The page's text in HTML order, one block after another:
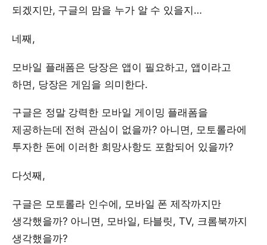
되겠지만, 구글의 맘을 누가 알 수 있을지…
네째,
모바일 플래폼은 당장은 앱이 필요하고, 앱이라고
하면, 당장은 게임을 의미한다.
구글은 정말 강력한 모바일 게이밍 플래폼을
제공하는데 전혀 관심이 없을까? 아니면, 모토롤라에
투자한 돈에 이러한 희망사항도 포함되어 있을까?
다섯째,
구글은 모토롤라 인수에, 모바일 폰 제작까지만
생각했을까? 아니면, 모바일, 타블릿, TV, 크롬북까지
생각했을까?